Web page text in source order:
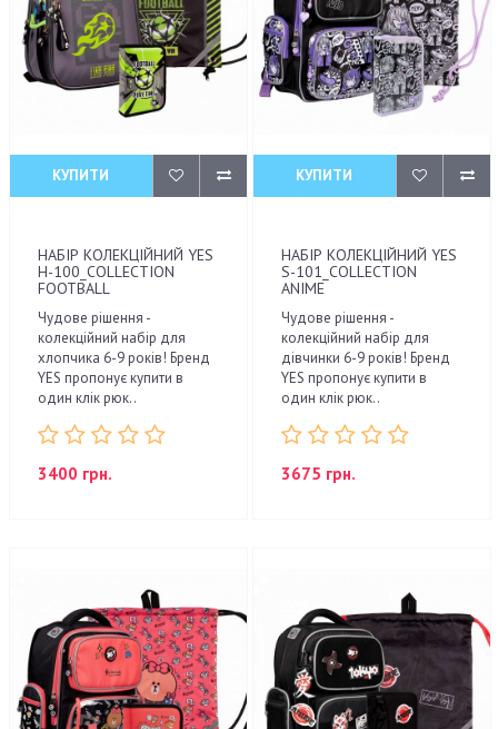
КУПИТИ
НАБІР КОЛЕКЦІЙНИЙ YES
H-100_COLLECTION
FOOTBALL
Чудове рішення -
колекційний набір для
хлопчика 6-9 років! Бренд
YES пропонує купити в
один клік рюк..
3400 грн.
КУПИТИ
НАБІР КОЛЕКЦІЙНИЙ YES
S-101_COLLECTION
ANIME
Чудове рішення -
колекційний набір для
дівчинки 6-9 років! Бренд
YES пропонує купити в
один клік рюк..
3675 грн.